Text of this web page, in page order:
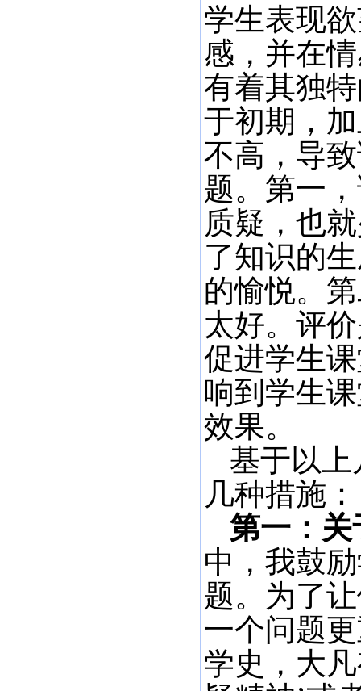
学生表现
感，并在
有着其独
于初期，
不高，导
题。第一
质疑，也
了知识的
的愉悦。
太好。评
促进学生
响到学生
效果。
基于以
几种措施：
第一：
中，我鼓
题。为了
一个问题
学史，大